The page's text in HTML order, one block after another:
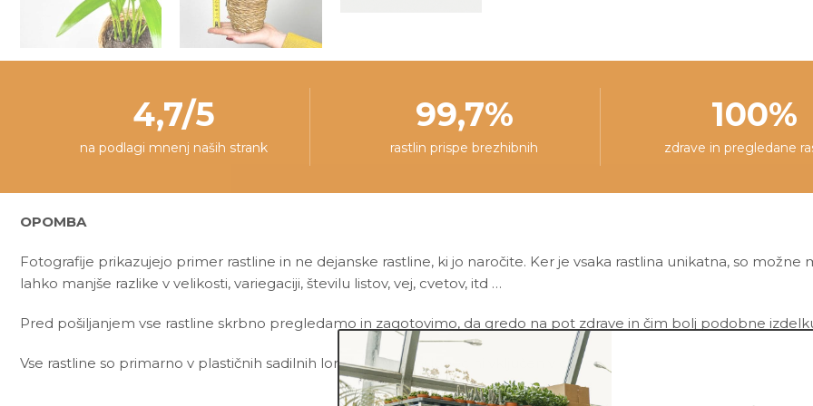
4,7/5
na podlagi mnenj naših strank
99,7%
rastlin prispe brezhibnih
100%
zdrave in pregledane
OPOMBA
Fotografije prikazujejo primer rastline in ne dejanske rastline, ki jo naročite. Ker je vsaka rastlina unikatna, so
lahko manjše razlike v velikosti, variegaciji, številu listov, vej, cvetov, itd …
Pred pošiljanjem vse rastline skrbno pregledamo in zagotovimo, da gredo na pot zdrave in čim bolj podobne
Vse rastline so primarno v plastičnih sadilnih lončkih. Okrasni lonec ni vključen v ceno.